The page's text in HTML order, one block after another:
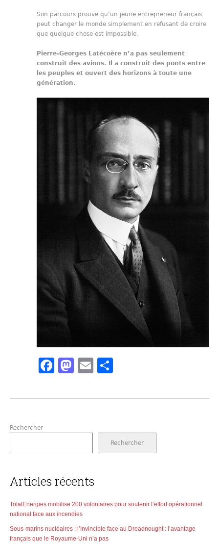
Son parcours prouve qu’un jeune entrepreneur français
peut changer le monde simplement en refusant de croire
que quelque chose est impossible.
Pierre-Georges Latécoère n’a pas seulement
construit des avions. Il a construit des ponts entre
les peuples et ouvert des horizons à toute une
génération.
Facebook
Mastodon
Email
Rechercher
Rechercher
Articles récents
TotalEnergies mobilise 200 volontaires pour soutenir l’effort opérationnel
national face aux incendies
Sous-marins nucléaires : l’Invincible face au Dreadnought : l’avantage
français que le Royaume-Uni n’a pas